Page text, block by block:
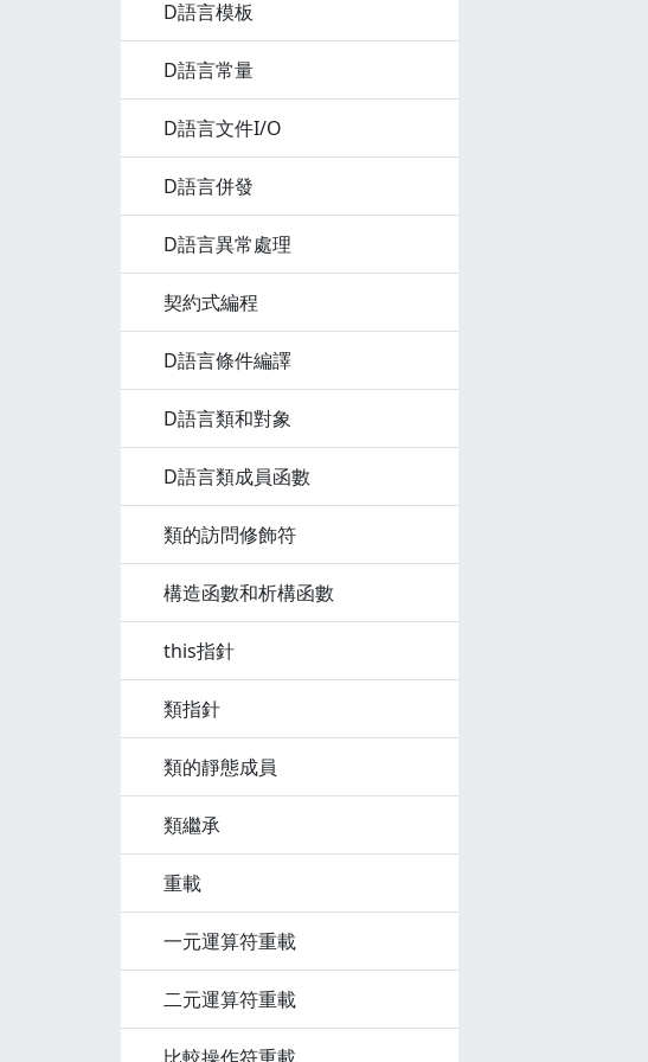
D語言模板
D語言常量
D語言文件I/O
D語言併發
D語言異常處理
契約式編程
D語言條件編譯
D語言類和對象
D語言類成員函數
類的訪問修飾符
構造函數和析構函數
this指針
類指針
類的靜態成員
類繼承
重載
一元運算符重載
二元運算符重載